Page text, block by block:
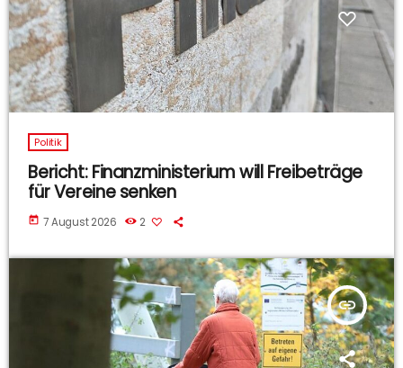
Politik
Bericht: Finanzministerium will Freibeträge
für Vereine senken
today 7 August 2026 2
insert_link